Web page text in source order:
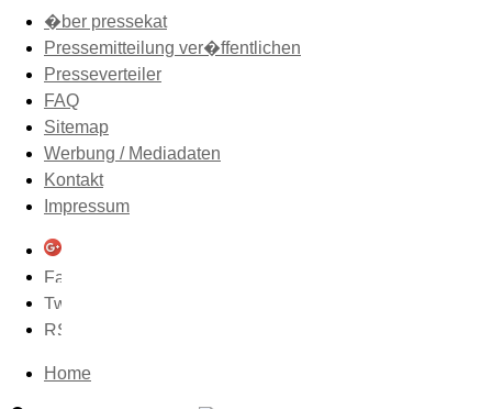
�ber pressekat
Pressemitteilung ver�ffentlichen
Presseverteiler
FAQ
Sitemap
Werbung / Mediadaten
Kontakt
Impressum
Home